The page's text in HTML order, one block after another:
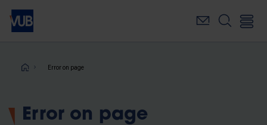
Skip
main
Breadcrumb
Error on page
Error on page